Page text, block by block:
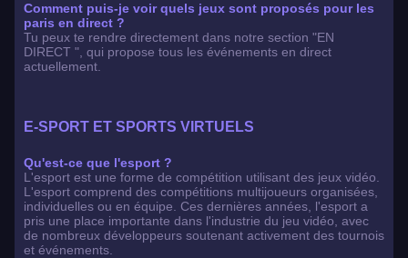
Comment puis-je voir quels jeux sont proposés pour les
paris en direct ?
Tu peux te rendre directement dans notre section "EN
DIRECT ", qui propose tous les événements en direct
actuellement.
E-SPORT ET SPORTS VIRTUELS
Qu'est-ce que l'esport ?
L'esport est une forme de compétition utilisant des jeux vidéo.
L'esport comprend des compétitions multijoueurs organisées,
individuelles ou en équipe. Ces dernières années, l'esport a
pris une place importante dans l'industrie du jeu vidéo, avec
de nombreux développeurs soutenant activement des tournois
et événements.